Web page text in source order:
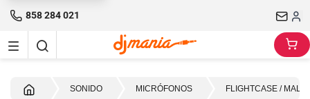
858 284 021
SONIDO MICRÓFONOS FLIGHTCASE /